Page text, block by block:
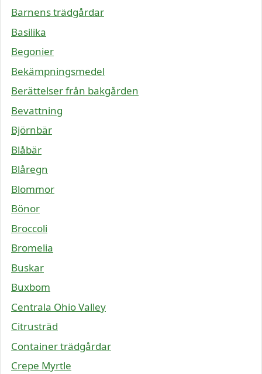
Barnens trädgårdar
Basilika
Begonier
Bekämpningsmedel
Berättelser från bakgården
Bevattning
Björnbär
Blåbär
Blåregn
Blommor
Bönor
Broccoli
Bromelia
Buskar
Buxbom
Centrala Ohio Valley
Citrusträd
Container trädgårdar
Crepe Myrtle